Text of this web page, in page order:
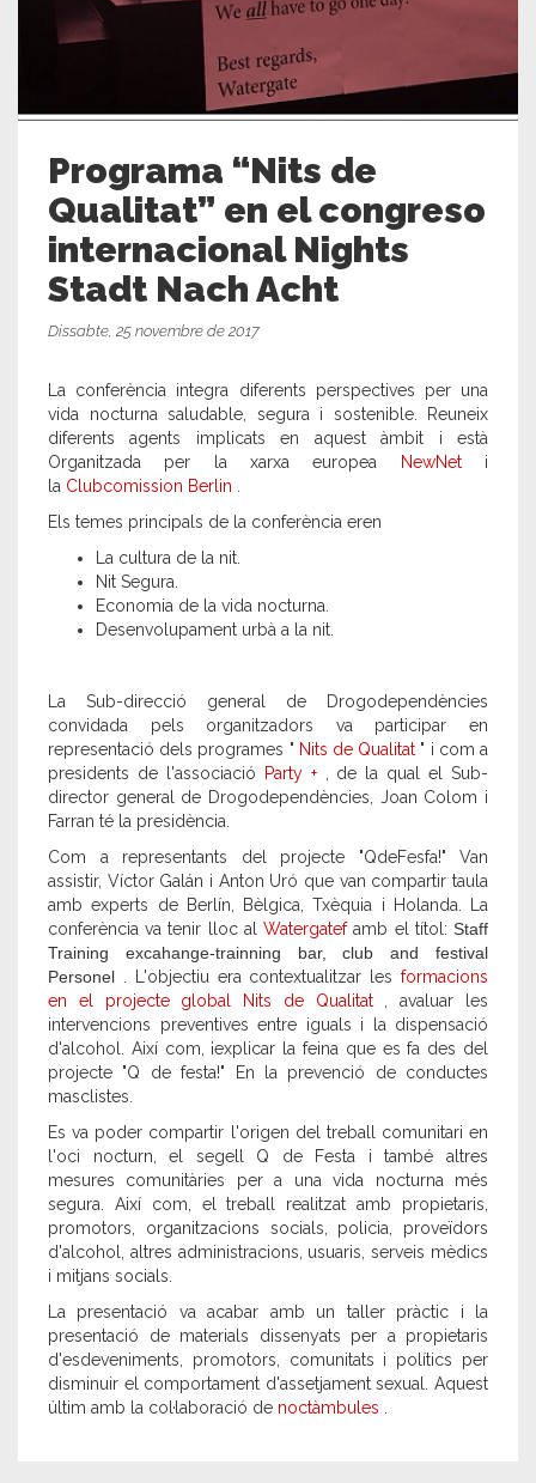
Programa “Nits de
Qualitat” en el congreso
internacional Nights
Stadt Nach Acht
Dissabte, 25 novembre de 2017
La conferència integra diferents perspectives per una
vida nocturna saludable, segura i sostenible. Reuneix
diferents agents implicats en aquest àmbit i està
Organitzada per la xarxa europea
NewNeti
la Clubcomission Berlin
Els temes principals de la conferència eren
La cultura de la nit.
Nit Segura.
Economia de la vida nocturna.
Desenvolupament urbà a la nit.
La Sub-direcció general de Drogodependències
convidada pels organitzadors va participar en
representació dels programes " Nits de Qualitat " i com a
presidents de l'associació
Party +, de la qual el Sub-
director general de Drogodependències, Joan Colom i
Farran té la presidència.
Com a representants del projecte "QdeFesfa!" Van
assistir, Víctor Galán i Anton Uró que van compartir taula
amb experts de Berlín, Bèlgica, Txèquia i Holanda. La
conferència va tenir lloc alWatergatefamb el títol:Staff
Training excahange-trainning bar, club and festival
Personel . L'objectiu era contextualitzar les formacions
en el projecte global Nits de Qualitat, avaluar les
intervencions preventives entre iguals i la dispensació
d'alcohol. Així com, ¡explicar la feina que es fa des del
projecte "Q de festa!" En la prevenció de conductes
masclistes.
Es va poder compartir l'origen del treball comunitari en
l'oci nocturn, el segell Q de Festa i també altres
mesures comunitàries per a una vida nocturna més
segura. Així com, el treball realitzat amb propietaris,
promotors, organitzacions socials, policia, proveïdors
d'alcohol, altres administracions, usuaris, serveis mèdics
i mitjans socials.
La presentació va acabar amb un taller pràctic i la
presentació de materials dissenyats per a propietaris
d'esdeveniments, promotors, comunitats i polítics per
disminuir el comportament d'assetjament sexual. Aquest
últim amb la col·laboració de noctàmbules